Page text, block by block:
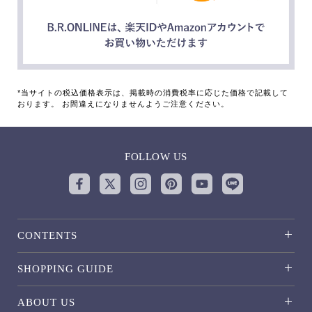
*当サイトの税込価格表示は、掲載時の消費税率に応じた価格で記載して
おります。 お間違えになりませんようご注意ください。
FOLLOW US
CONTENTS
SHOPPING GUIDE
ABOUT US